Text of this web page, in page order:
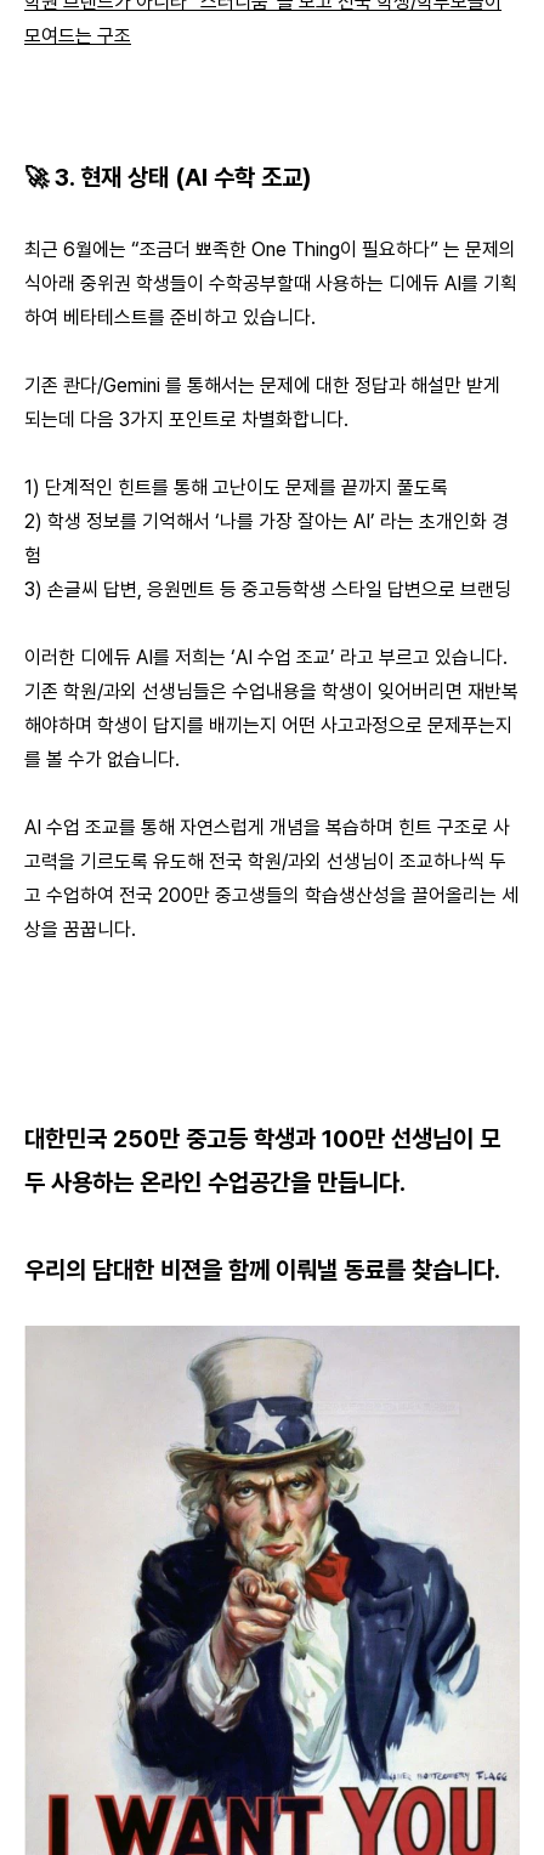
모여드는 구조
🚀 3. 현재 상태 (AI 수학 조교)
최근 6월에는 “조금더 뾰족한 One Thing이 필요하다” 는 문제의
식아래 중위권 학생들이 수학공부할때 사용하는 디에듀 AI를 기획
하여 베타테스트를 준비하고 있습니다.
기존 콴다/Gemini 를 통해서는 문제에 대한 정답과 해설만 받게
되는데 다음 3가지 포인트로 차별화합니다.
1) 단계적인 힌트를 통해 고난이도 문제를 끝까지 풀도록
2) 학생 정보를 기억해서 ‘나를 가장 잘아는 AI’ 라는 초개인화 경
험
3) 손글씨 답변, 응원멘트 등 중고등학생 스타일 답변으로 브랜딩
이러한 디에듀 AI를 저희는 ‘AI 수업 조교’ 라고 부르고 있습니다.
기존 학원/과외 선생님들은 수업내용을 학생이 잊어버리면 재반복
해야하며 학생이 답지를 배끼는지 어떤 사고과정으로 문제푸는지
를 볼 수가 없습니다.
AI 수업 조교를 통해 자연스럽게 개념을 복습하며 힌트 구조로 사
고력을 기르도록 유도해 전국 학원/과외 선생님이 조교하나씩 두
고 수업하여 전국 200만 중고생들의 학습생산성을 끌어올리는 세
상을 꿈꿉니다.
대한민국 250만 중고등 학생과 100만 선생님이 모
두 사용하는 온라인 수업공간을 만듭니다.
우리의 담대한 비젼을 함께 이뤄낼 동료를 찾습니다.